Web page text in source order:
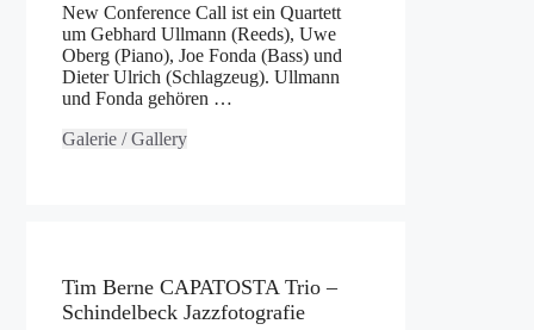
New Conference Call ist ein Quartett
um Gebhard Ullmann (Reeds), Uwe
Oberg (Piano), Joe Fonda (Bass) und
Dieter Ulrich (Schlagzeug). Ullmann
und Fonda gehören …
Galerie / Gallery
Tim Berne CAPATOSTA Trio –
Schindelbeck Jazzfotografie